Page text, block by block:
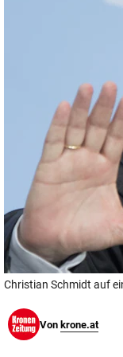
© Krone Multimedia
Christian Schmidt auf
Von krone.at